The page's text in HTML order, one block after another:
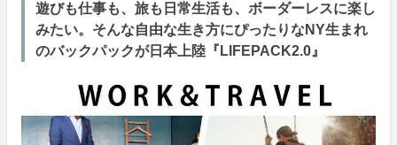
遊びも仕事も、旅も日常生活も、ボーダーレスに楽し
みたい。そんな自由な生き方にぴったりなNY生まれ
のバックパックが日本上陸『​LIFEPACK2.0』